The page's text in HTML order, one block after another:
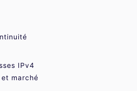
IPv4
marché